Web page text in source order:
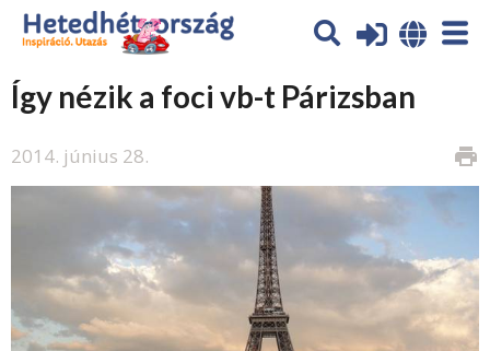
Így nézik a foci vb-t Párizsban
2014. június 28. print